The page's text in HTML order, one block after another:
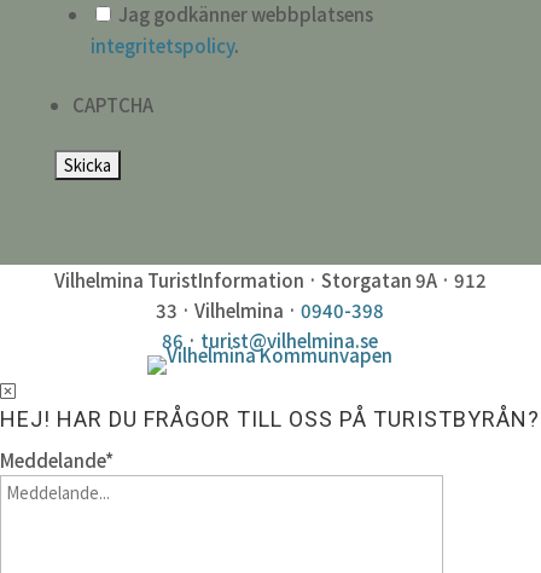
Jag godkänner webbplatsens
integritetspolicy.
CAPTCHA
Vilhelmina TuristInformation · Storgatan 9A · 912
33 · Vilhelmina ·0940-398
86· turist@vilhelmina.se
HEJ! HAR DU FRÅGOR TILL OSS PÅ TURISTBYRÅN?
Meddelande*